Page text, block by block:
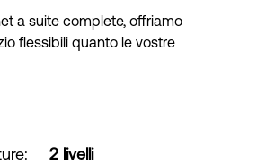
a suite complete, offriamo
flessibili quanto le vostre
:
2 livelli